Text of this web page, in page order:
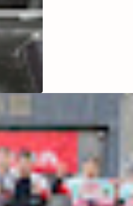
Motor Honda
2024 dan
2025